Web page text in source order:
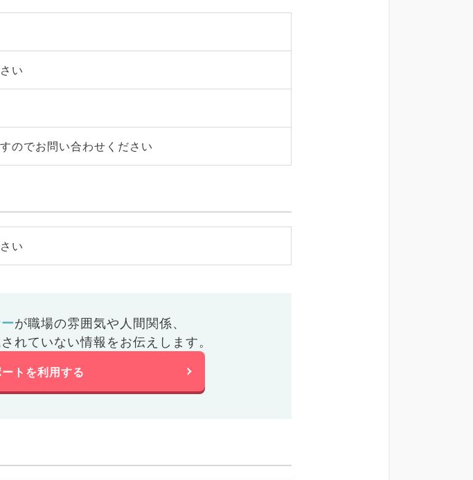
い
のでお問い合わせください
い
が職場の雰囲気や人間関係、
れていない情報をお伝えします。
トを利用する